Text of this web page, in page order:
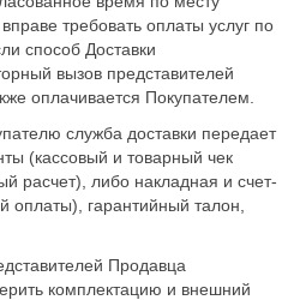
требовать оплаты услуг по
способ Доставки
вызов представителей
оплачивается Покупателем.
служба доставки передает
(кассовый и товарный чек
расчет), либо накладная и счет-
оплаты), гарантийный талон,
Продавца
комплектацию и внешний